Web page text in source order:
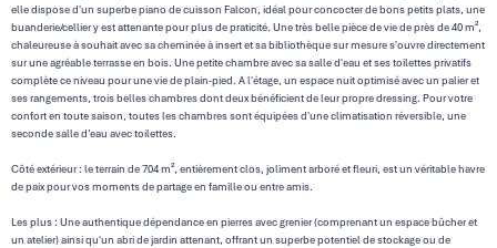
elle dispose d'un superbe piano de cuisson Falcon, idéal pour concocter de bons petits plats, une
buanderie/cellier y est attenante pour plus de praticité. Une très belle pièce de vie de près de 40 m²,
chaleureuse à souhait avec sa cheminée à insert et sa bibliothèque sur mesure s'ouvre directement
sur une agréable terrasse en bois. Une petite chambre avec sa salle d'eau et ses toilettes privatifs
complète ce niveau pour une vie de plain-pied. A l'étage, un espace nuit optimisé avec un palier et
ses rangements, trois belles chambres dont deux bénéficient de leur propre dressing. Pour votre
confort en toute saison, toutes les chambres sont équipées d'une climatisation réversible, une
seconde salle d’eau avec toilettes.
Côté extérieur : le terrain de 704 m², entièrement clos, joliment arboré et fleuri, est un véritable havre
de paix pour vos moments de partage en famille ou entre amis.
Les plus : Une authentique dépendance en pierres avec grenier (comprenant un espace bûcher et
un atelier) ainsi qu'un abri de jardin attenant, offrant un superbe potentiel de stockage ou de